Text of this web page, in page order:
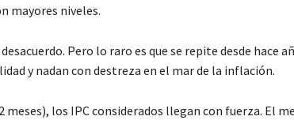
mayores niveles.
Pero lo raro es que se repite desde hace
y nadan con destreza en el mar de la inflación.
meses), los IPC considerados llegan con fuerza. El